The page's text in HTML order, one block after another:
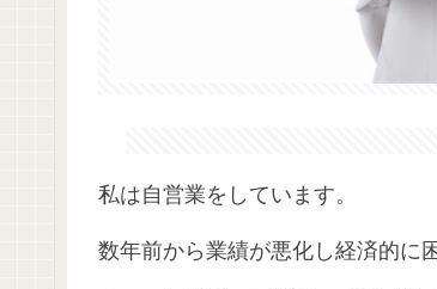
私は自営業をしています。
数年前から業績が悪化し経済的に